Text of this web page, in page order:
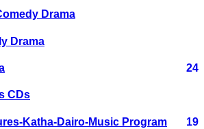
Drama
Drama
24
CDs
Katha-Dairo-Music Program 19